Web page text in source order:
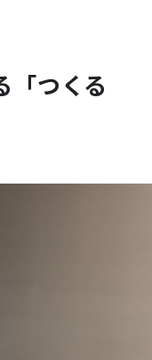
「つくる